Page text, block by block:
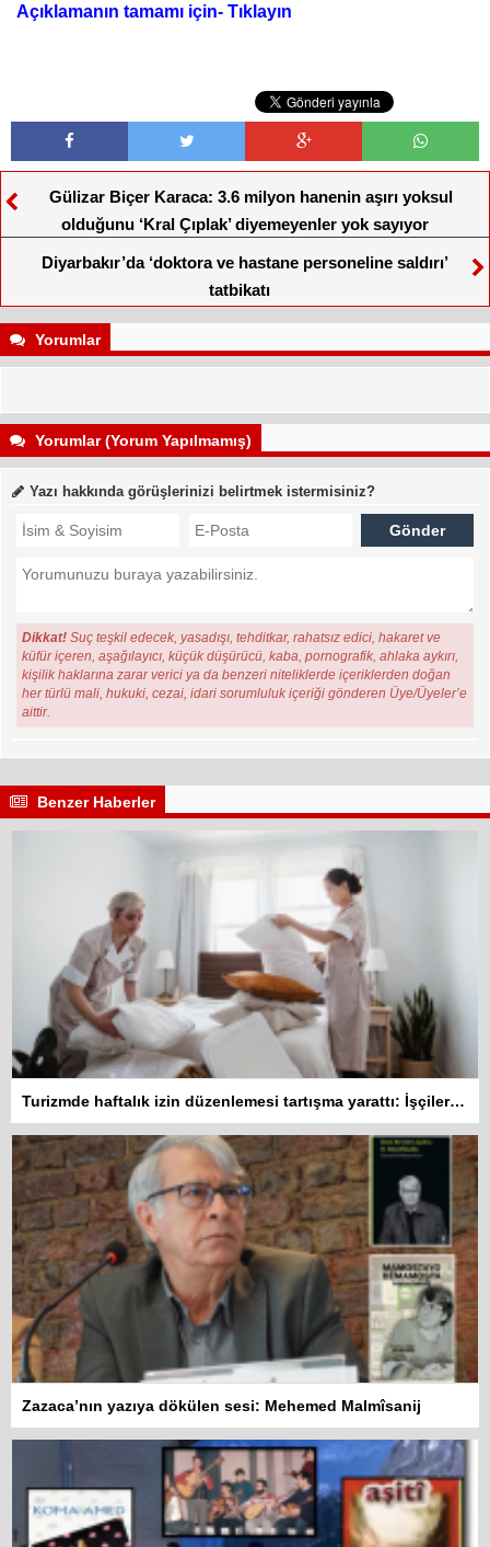
Açıklamanın tamamı için- Tıklayın
Gülizar Biçer Karaca: 3.6 milyon hanenin aşırı yoksul
olduğunu ‘Kral Çıplak’ diyemeyenler yok sayıyor
Diyarbakır’da ‘doktora ve hastane personeline saldırı’
tatbikatı
Yorumlar
Yorumlar (Yorum Yapılmamış)
Yazı hakkında görüşlerinizi belirtmek istermisiniz?
Dikkat! Suç teşkil edecek, yasadışı, tehditkar, rahatsız edici, hakaret ve
küfür içeren, aşağılayıcı, küçük düşürücü, kaba, pornografik, ahlaka aykırı,
kişilik haklarına zarar verici ya da benzeri niteliklerde içeriklerden doğan
her türlü mali, hukuki, cezai, idari sorumluluk içeriği gönderen Üye/Üyeler’e
aittir.
Benzer Haberler
Turizmde haftalık izin düzenlemesi tartışma yarattı: İşçiler 10 gün çalışmadan izin kullanamayacak
Zazaca’nın yazıya dökülen sesi: Mehemed Malmîsanij